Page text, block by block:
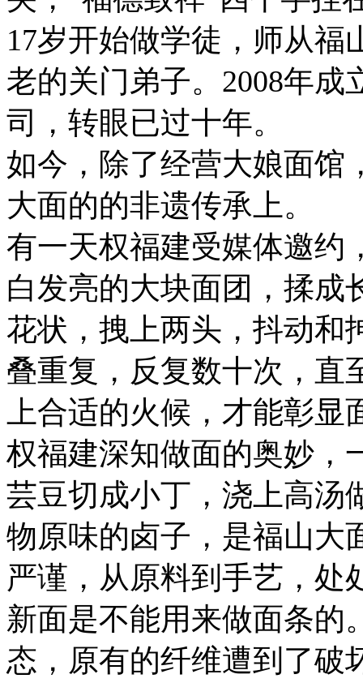
17岁开始做学徒，师从福
老的关门弟子。2008年
司，转眼已过十年。
如今，除了经营大娘面馆
大面的的非遗传承上。
有一天权福建受媒体邀约
白发亮的大块面团，揉成
花状，拽上两头，抖动和
叠重复，反复数十次，直
上合适的火候，才能彰
权福建深知做面的奥妙，
芸豆切成小丁，浇上高汤
物原味的卤子，是福山大
严谨，从原料到手艺，处
新面是不能用来做面条的
态，原有的纤维遭到了破